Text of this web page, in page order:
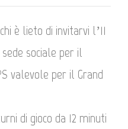
è lieto di invitarvi l’11
sociale per il
valevole per il Grand
di gioco da 12 minuti